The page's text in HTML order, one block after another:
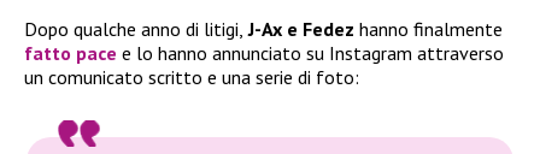
Dopo qualche anno di litigi, J-Ax e Fedez hanno finalmente
fatto pace e lo hanno annunciato su Instagram attraverso
un comunicato scritto e una serie di foto: